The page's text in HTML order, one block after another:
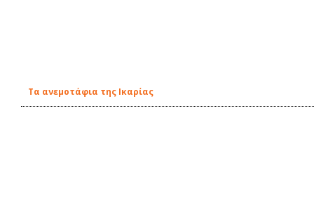
Τα ανεμοτάφια της Ικαρίας